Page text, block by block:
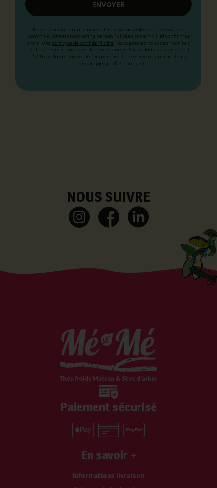
ENVOYER
En vous abonnant à la newsletter, vous acceptez de recevoir des
communications marketing personnalisées par email, et confirmez
avoir lu la politique de confidentialité . Vous pouvez vous désinscrire à
tout moment en nous contactant via notre formulaire de contact : ici
*Offre valable une seule fois par client, réservée aux particuliers
(hors comptes professionnels).
NOUS SUIVRE
Paiement sécurisé
En savoir +
Informations livraison